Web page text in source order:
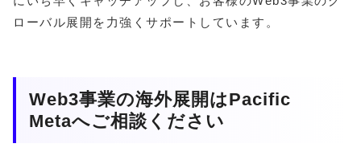
ローバル展開を力強くサポートしています。
Web3事業の海外展開はPacific
Metaへご相談ください